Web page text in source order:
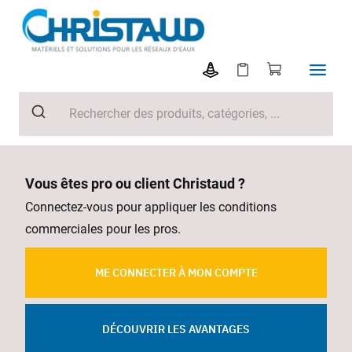
Vous êtes pro ou client Christaud ?
Connectez-vous pour appliquer les conditions
commerciales pour les pros.
ME CONNECTER À MON COMPTE
DÉCOUVRIR LES AVANTAGES